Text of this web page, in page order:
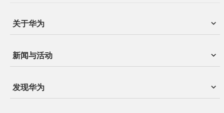
关于华为
新闻与活动
发现华为